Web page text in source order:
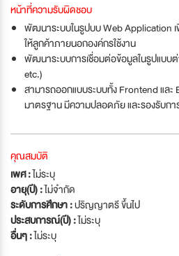
หน้าที่ความรับผิดชอบ
พัฒนาระบบในรูปบบ Web Application
ให้ลูกค้าภายนอกองค์กรใช้งาน
พัฒนาระบบการเชื่อมต่อข้อมูลในรูปแบบ
etc.)
สามารถออกแบบระบบทั้ง Frontend และ
มาตรฐาน มีความปลอดภัย และรองรับกา
คุณสมบัติ
เพศ :ไม่ระบุ
อายุ(ปี) :ไม่จำกัด
ระดับการศึกษา :ปริญญาตรี ขึ้นไป
ประสบการณ์(ปี) :ไม่ระบุ
อื่นๆ :ไม่ระบุ